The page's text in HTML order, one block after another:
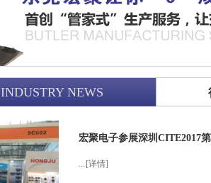
INDUSTRY NEWS
宏聚电子参展深圳CITE2017
... [详情]